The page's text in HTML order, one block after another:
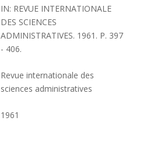
IN: REVUE INTERNATIONALE
DES SCIENCES
ADMINISTRATIVES. 1961. P. 397
- 406.
Revue internationale des
sciences administratives
1961